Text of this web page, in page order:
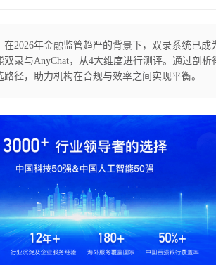
在2026年金融监管趋严的背景下，双录系统已
双录与AnyChat，从4大维度进行测评。通过剖
路径，助力机构在合规与效率之间实现平衡。